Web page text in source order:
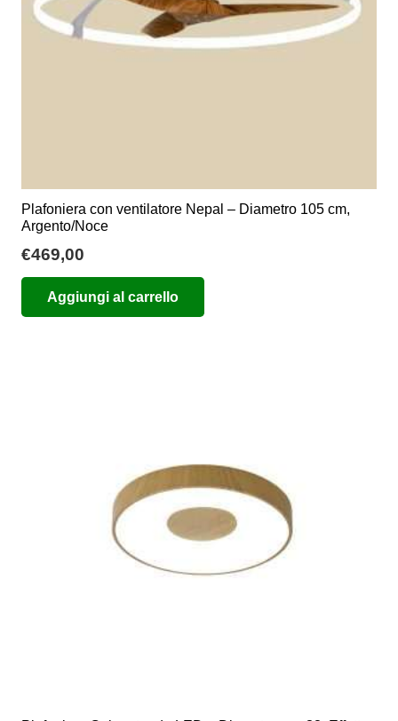
nella
pagina
Plafoniera con ventilatore Nepal – Diametro 105 cm,
Argento/Noce
€469,00
Aggiungi al carrello